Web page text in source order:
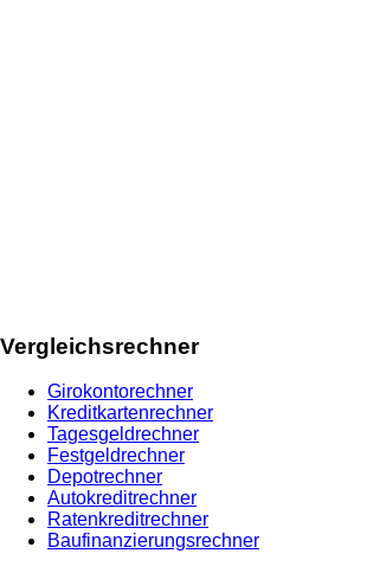
Vergleichsrechner
Girokontorechner
Kreditkartenrechner
Tagesgeldrechner
Festgeldrechner
Depotrechner
Autokreditrechner
Ratenkreditrechner
Baufinanzierungsrechner